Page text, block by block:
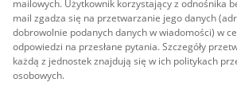
mailowych. Użytkownik korzystający z odnośnika
mail zgadza się na przetwarzanie jego danych
dobrowolnie podanych danych w wiadomości) w
odpowiedzi na przesłane pytania. Szczegóły
każdą z jednostek znajdują się w ich politykach
osobowych.